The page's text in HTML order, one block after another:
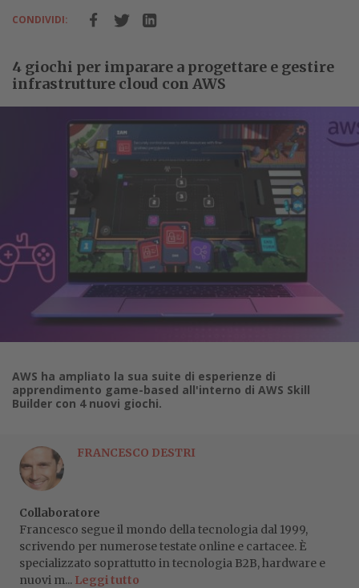
CONDIVIDI:
4 giochi per imparare a progettare e gestire
infrastrutture cloud con AWS
AWS ha ampliato la sua suite di esperienze di
apprendimento game-based all'interno di AWS Skill
Builder con 4 nuovi giochi.
FRANCESCO DESTRI
Collaboratore
Francesco segue il mondo della tecnologia dal 1999,
scrivendo per numerose testate online e cartacee. È
specializzato soprattutto in tecnologia B2B, hardware e
nuovi m... Leggi tutto